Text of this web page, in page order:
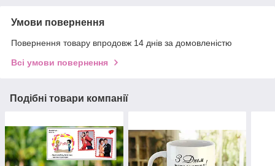
Умови повернення
Повернення товару впродовж 14 днів за домовленістю
Всі умови повернення
Подібні товари компанії